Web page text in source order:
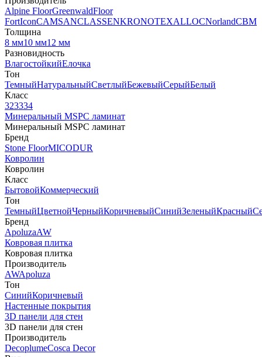
Alpine FloorGreenwaldFloor
FortIconCAMSANCLASSENKRONOTEXALLOCNorlandCBM
Толщина
8 мм10 мм12 мм
Разновидность
ВлагостойкийЕлочка
Тон
ТемныйНатуральныйСветлыйБежевыйСерыйБелый
Класс
323334
Минеральный MSPC ламинат
Минеральный MSPC ламинат
Бренд
Stone FloorMICODUR
Ковролин
Ковролин
Класс
БытовойКоммерческий
Тон
ТемныйЦветнойЧерныйКоричневыйСинийЗеленыйКрасный
Бренд
ApoluzaAW
Ковровая плитка
Ковровая плитка
Производитель
AWApoluza
Тон
СинийКоричневый
Настенные покрытия
3D панели для стен
3D панели для стен
Производитель
DecoplumeCosca Decor